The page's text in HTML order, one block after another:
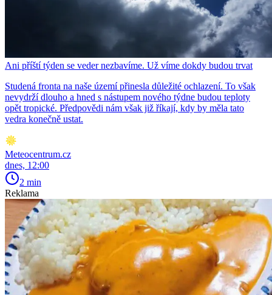
Ani příští týden se veder nezbavíme. Už víme dokdy budou trvat
Studená fronta na naše území přinesla důležité ochlazení. To však
nevydrží dlouho a hned s nástupem nového týdne budou teploty
opět tropické. Předpovědi nám však již říkají, kdy by měla tato
vedra konečně ustat.
Meteocentrum.cz
dnes, 12:00
2 min
Reklama